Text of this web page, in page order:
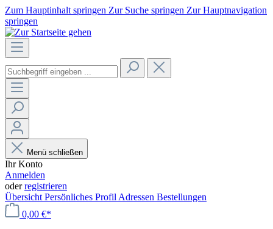
Zum Hauptinhalt springen Zur Suche springen Zur Hauptnavigation
springen
Menü schließen
Ihr Konto
Anmelden
oderregistrieren
Übersicht Persönliches Profil Adressen Bestellungen
0,00 €*